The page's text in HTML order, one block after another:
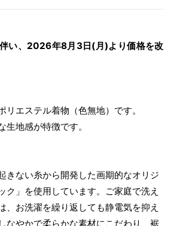
い、2026年8月3日(月)より価格を改
リエステル着物（色無地）です。
地感が特徴です。
きない糸から開発した画期的なオリジ
ク」を使用しています。ご家庭で洗え
、お洗濯を繰り返しても静電気を抑え
なやかで柔らかな素材にこだわり、裾